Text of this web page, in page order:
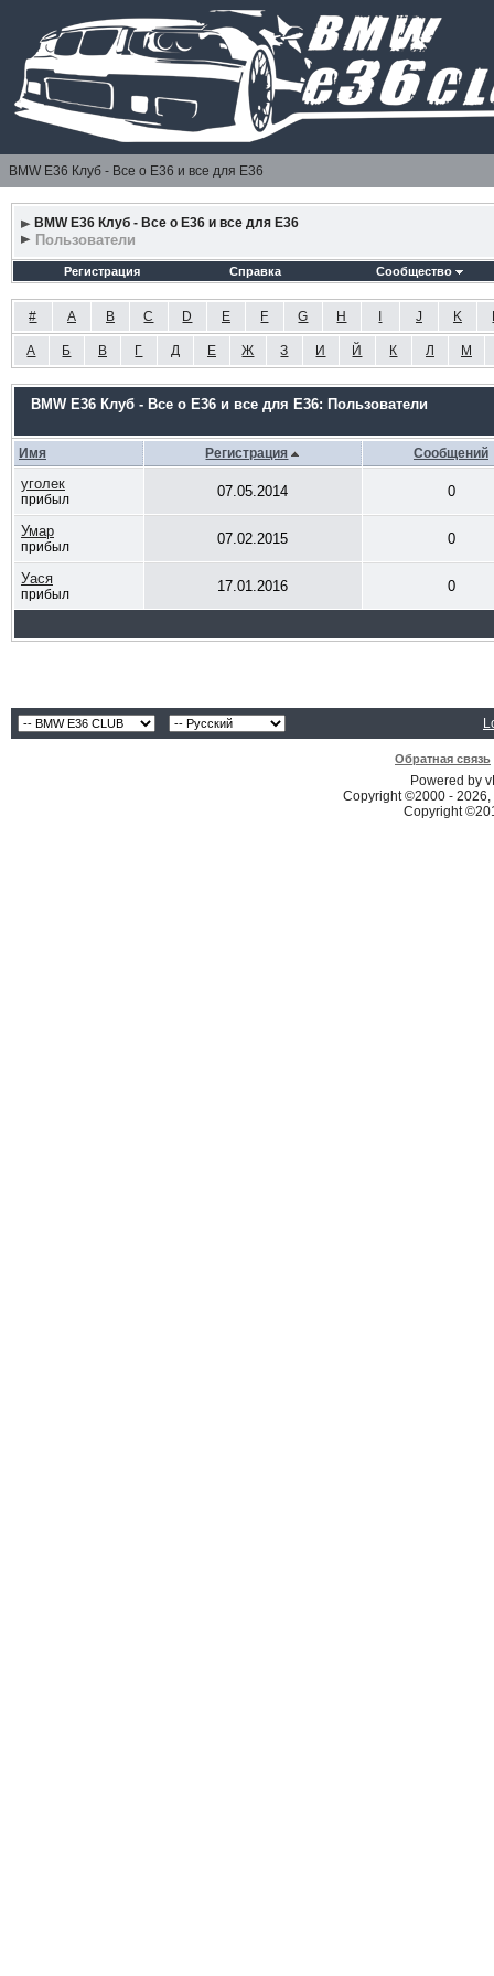
BMW E36 Клуб - Все о Е36 и все для Е36
BMW E36 Клуб - Все о Е36 и все для Е36
Пользователи
Регистрация Справка Сообщество
# A B C D E F G H J K
А Б В Г Д Е Ж З И Й К Л М
BMW E36 Клуб - Все о Е36 и все для Е36: Пользователи
Имя Регистрация Сообщений
уголек
прибыл 07.05.2014 0
Умар
прибыл 07.02.2015 0
Уася
прибыл 17.01.2016 0
Обратная связь
Powered by
Copyright ©2000 -
Copyright